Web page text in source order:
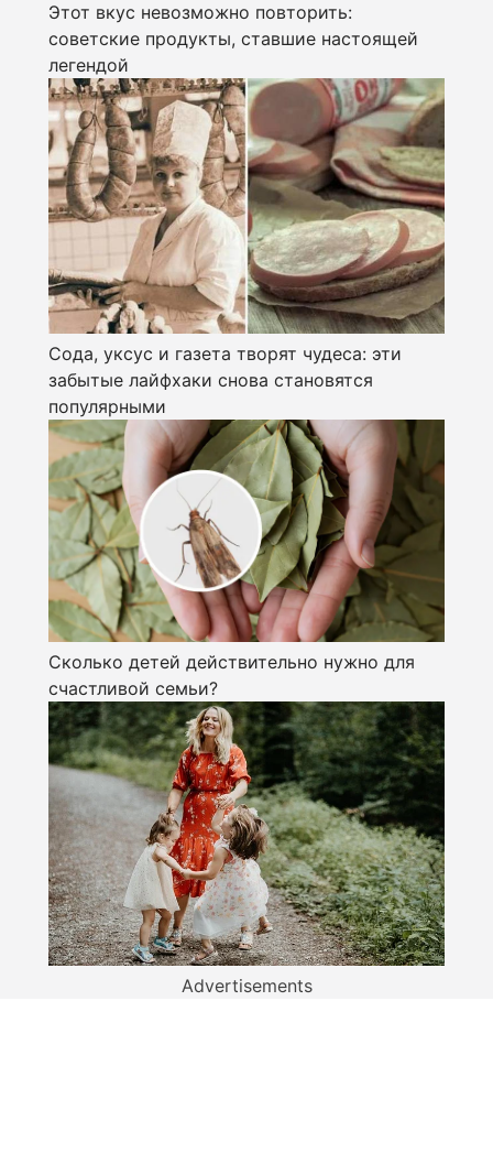
Этот вкус невозможно повторить:
советские продукты, ставшие настоящей
легендой
Сода, уксус и газета творят чудеса: эти
забытые лайфхаки снова становятся
популярными
Сколько детей действительно нужно для
счастливой семьи?
Advertisements